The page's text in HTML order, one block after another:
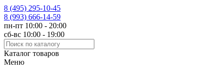
8 (495) 295-10-45
8 (993) 666-14-59
пн-пт 10:00 - 20:00
сб-вс 10:00 - 19:00
Каталог товаров
Меню